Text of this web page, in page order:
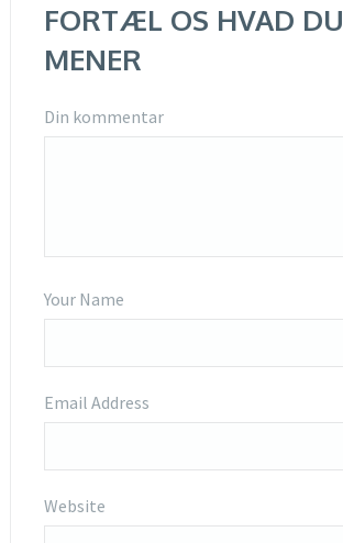
FORTÆL OS HVAD DU
MENER
Din kommentar
Your Name
Email Address
Website